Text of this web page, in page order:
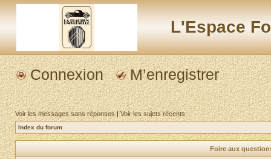
L'Espace
Connexion M’enregistrer
Voir les messages sans réponses|Voir les sujets récents
Index du forum
Foire aux